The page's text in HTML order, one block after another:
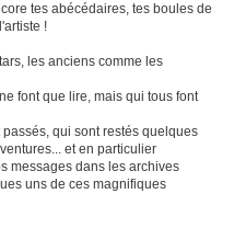
tes abécédaires, tes boules de
!
les anciens comme les
font que lire, mais qui tous font
qui sont restés quelques
et en particulier
messages dans les archives
uns de ces magnifiques